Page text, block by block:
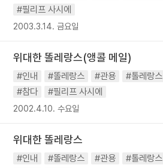
#필리프 사시에
2003.3.14. 금요일
위대한 똘레랑스(앵콜 메일)
#인내 #똘레랑스 #관용 #톨레랑스
#참다
#필리프 사시에
2002.4.10. 수요일
위대한 똘레랑스
#인내 #똘레랑스 #관용 #톨레랑스